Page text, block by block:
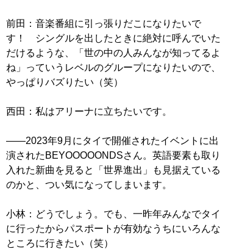
前田：音楽番組に引っ張りだこになりたいで
す！ シングルを出したときに絶対に呼んでいた
だけるような、「世の中の人みんなが知ってるよ
ね」っていうレベルのグループになりたいので、
やっぱりバズりたい（笑）
西田：私はアリーナに立ちたいです。
——2023年9月にタイで開催されたイベントに出
演されたBEYOOOOONDSさん。英語要素も取り
入れた新曲を見ると「世界進出」も見据えている
のかと、つい気になってしまいます。
小林：どうでしょう。でも、一昨年みんなでタイ
に行ったからパスポートが有効なうちにいろんな
ところに行きたい（笑）